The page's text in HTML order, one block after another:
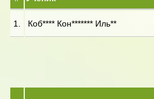
1. Коб**** Кон******* Иль**